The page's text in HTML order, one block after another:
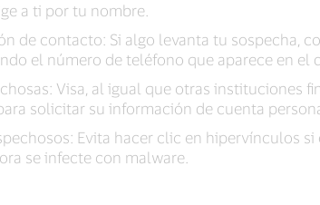
a ti por tu nombre.
de contacto: Si algo levanta tu sospecha,
el número de teléfono que aparece en el
Visa, al igual que otras instituciones
solicitar su información de cuenta
Evita hacer clic en hipervínculos
se infecte con malware.